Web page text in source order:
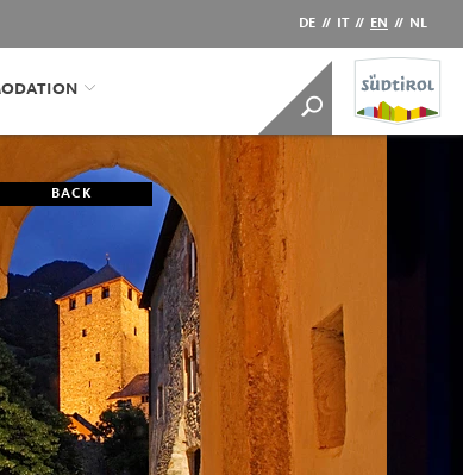
DE // IT // EN // NL
BACK